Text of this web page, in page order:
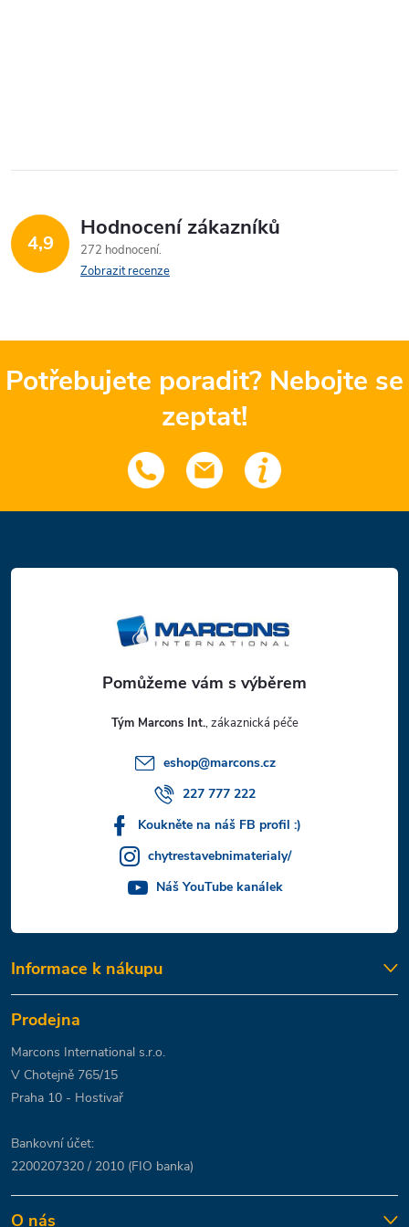
4,9
Hodnocení zákazníků
272 hodnocení
Zobrazit recenze
Potřebujete poradit? Nebojte se
zeptat!
á
Tým Marcons Int.
eshop@marcons.cz
227 777 222
Koukněte na náš FB profil :)
chytrestavebnimaterialy/
Náš YouTube kanálek
Informace k nákupu
Prodejna
Marcons International s.r.o.
V Chotejně 765/15
Praha 10 - Hostivař
Bankovní účet:
2200207320 / 2010 (FIO banka)
O nás